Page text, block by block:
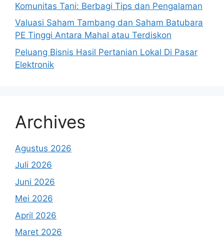
Komunitas Tani: Berbagi Tips dan Pengalaman
Valuasi Saham Tambang dan Saham Batubara
PE Tinggi Antara Mahal atau Terdiskon
Peluang Bisnis Hasil Pertanian Lokal Di Pasar
Elektronik
Archives
Agustus 2026
Juli 2026
Juni 2026
Mei 2026
April 2026
Maret 2026